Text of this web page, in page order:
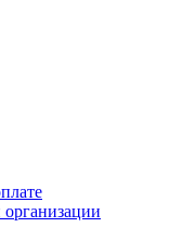
организации